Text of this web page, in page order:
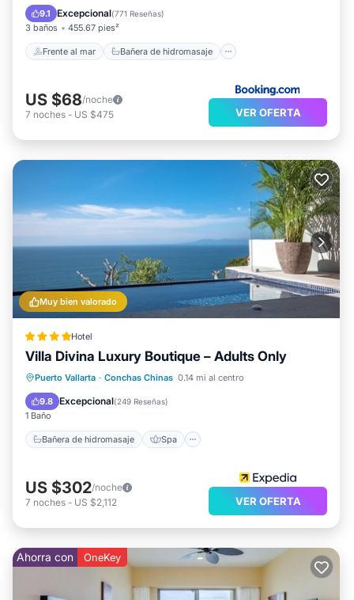
9.1 Excepcional(771 Reseñas)
3 baños 455.67 pies²
Frente al mar Bañera de hidromasaje
Spa
Piscina
US $68/noche
7 noches - US $475 VER OFERTA
Muy bien valorado
Hotel
Villa Divina Luxury Boutique – Adults Only
Puerto Vallarta · Conchas Chinas 0.14 mi al centro
9.8 Excepcional(249 Reseñas)
1 Baño
Bañera de hidromasaje Spa
Bañera de hidromasaje Spa
Balcón/Terraza
US $302/noche
7 noches - US $2,112 VER OFERTA
Ahorra con OneKey